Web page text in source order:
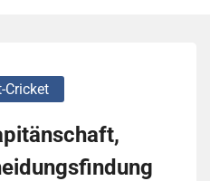
Cricket